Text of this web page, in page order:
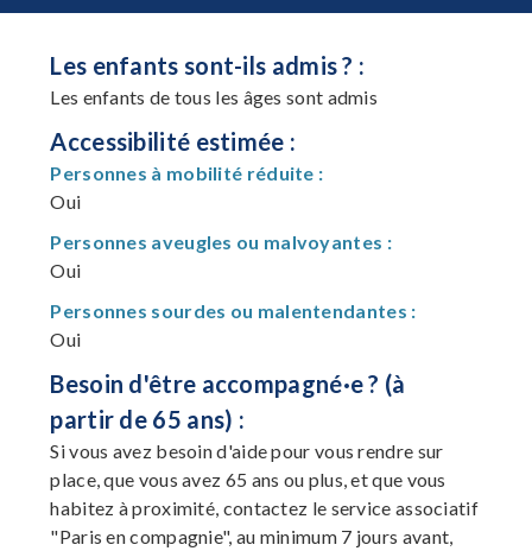
Les enfants sont-ils admis ? :
Les enfants de tous les âges sont admis
Accessibilité estimée :
Personnes à mobilité réduite :
Oui
Personnes aveugles ou malvoyantes :
Oui
Personnes sourdes ou malentendantes :
Oui
Besoin d'être accompagné·e ? (à
partir de 65 ans) :
Si vous avez besoin d'aide pour vous rendre sur
place, que vous avez 65 ans ou plus, et que vous
habitez à proximité, contactez le service associatif
"Paris en compagnie", au minimum 7 jours avant,